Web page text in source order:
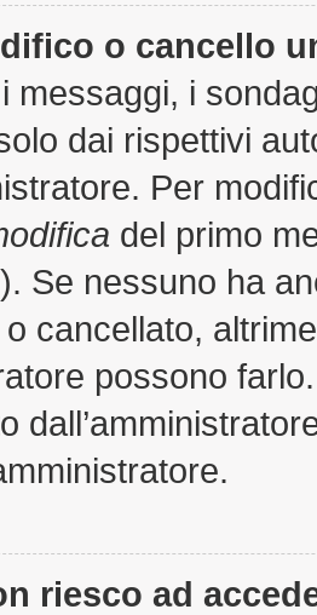
o cancello
messaggi, i
dai rispettivi
Per
del primo
Se nessuno ha
cancellato,
possono
riesco ad